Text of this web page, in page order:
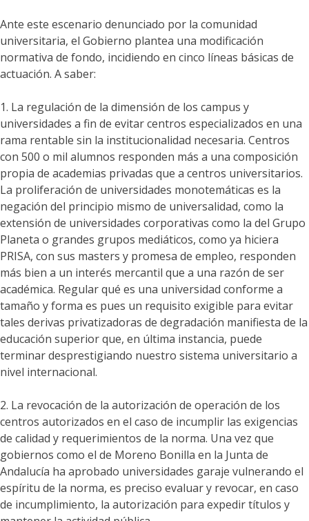
Ante este escenario denunciado por la comunidad
universitaria, el Gobierno plantea una modificación
normativa de fondo, incidiendo en cinco líneas básicas de
actuación. A saber:
1. La regulación de la dimensión de los campus y
universidades a fin de evitar centros especializados en una
rama rentable sin la institucionalidad necesaria. Centros
con 500 o mil alumnos responden más a una composición
propia de academias privadas que a centros universitarios.
La proliferación de universidades monotemáticas es la
negación del principio mismo de universalidad, como la
extensión de universidades corporativas como la del Grupo
Planeta o grandes grupos mediáticos, como ya hiciera
PRISA, con sus masters y promesa de empleo, responden
más bien a un interés mercantil que a una razón de ser
académica. Regular qué es una universidad conforme a
tamaño y forma es pues un requisito exigible para evitar
tales derivas privatizadoras de degradación manifiesta de la
educación superior que, en última instancia, puede
terminar desprestigiando nuestro sistema universitario a
nivel internacional.
2. La revocación de la autorización de operación de los
centros autorizados en el caso de incumplir las exigencias
de calidad y requerimientos de la norma. Una vez que
gobiernos como el de Moreno Bonilla en la Junta de
Andalucía ha aprobado universidades garaje vulnerando el
espíritu de la norma, es preciso evaluar y revocar, en caso
de incumplimiento, la autorización para expedir títulos y